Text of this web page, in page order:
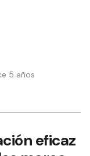
5 años
eficaz